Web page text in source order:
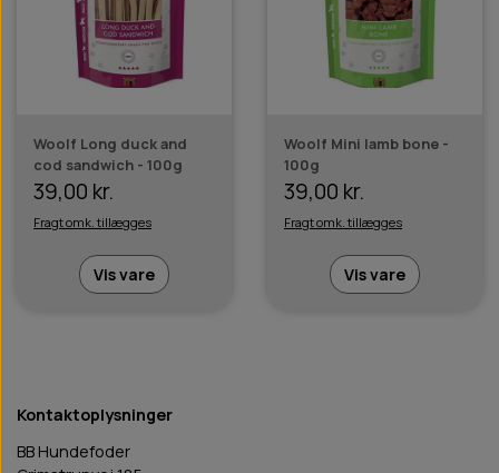
Woolf Long duck and
cod sandwich - 100g
39,00 kr.
Fragt omk. tillægges
Vis vare
Woolf Mini lamb bone -
100g
39,00 kr.
Fragt omk. tillægges
Vis vare
Kontaktoplysninger
BB Hundefoder